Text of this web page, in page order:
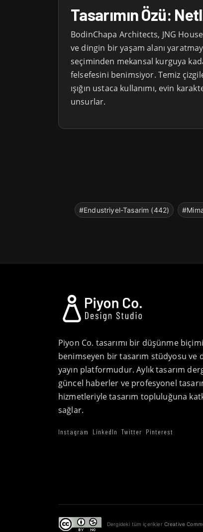
Tasarımın Özü:
BodinChapa Architects, JNG
ve dingin bir yaşam alanı
seçiminden mekansal kurguya
felsefesini benimsiyor. Temiz
ışığın ustaca kullanımı, evin
unsurlar.
#Endustriyel-Tasarim (442)
Piyon Co. tasarımı bir düşünme
benimseyen bir tasarım stüdyosu ve
yayın platformudur. Aylık tasarım
güncel haberler ve profesyonel
hizmetleriyle tasarım topluluğuna
sağlar.
Instagram LinkedIn Twitter Pinterest
Dergideki tüm içerikler Creative